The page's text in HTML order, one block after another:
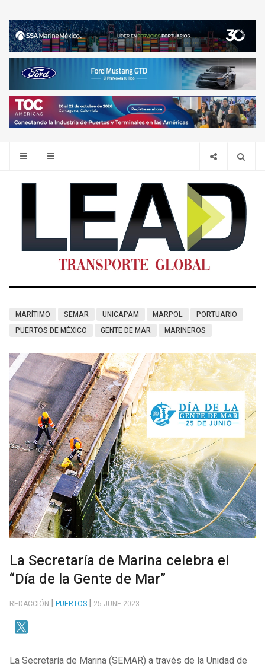
MARÍTIMO SEMAR UNICAPAM MARPOL
PORTUARIO
PUERTOS DE MÉXICO
GENTE DE MAR MARINEROS
La Secretaría de Marina celebra el
“Día de la Gente de Mar”
REDACCIÓN PUERTOS 25 JUNE 2023
La Secretaría de Marina (SEMAR) a través de la Unidad de